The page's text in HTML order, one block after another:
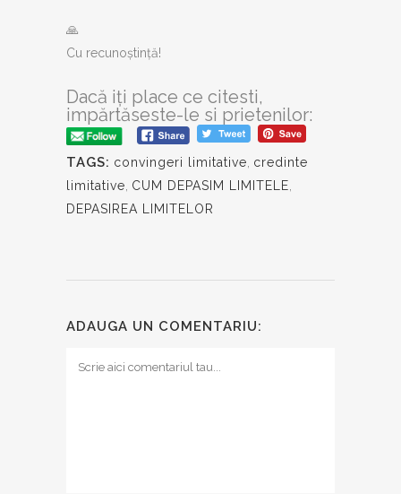
🙏
Cu recunoștință!
Dacă iți place ce citesti,
impărtăseste-le si prietenilor:
TAGS: convingeri limitative credinte
limitative CUM DEPASIM LIMITELE
DEPASIREA LIMITELOR
ADAUGA UN COMENTARIU: